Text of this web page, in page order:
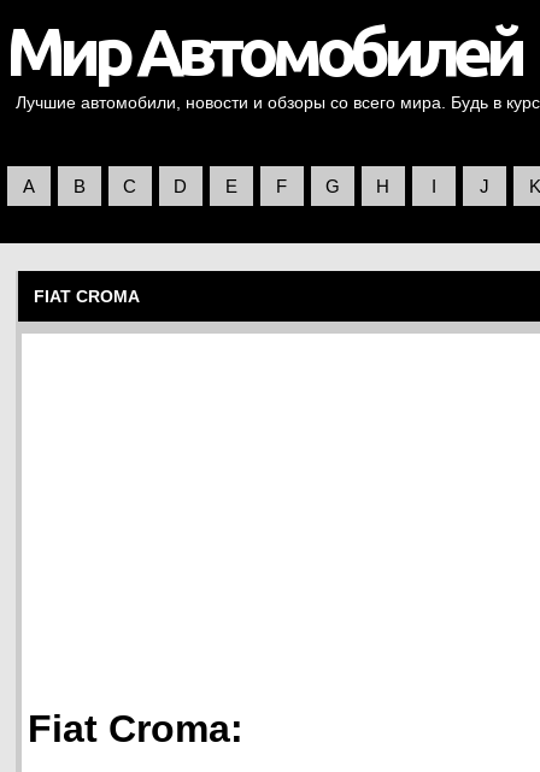
Лучшие автомобили, новости и обзоры со всего мира. Будь в
A B C D E F G H I J K
FIAT CROMA
Fiat Croma: